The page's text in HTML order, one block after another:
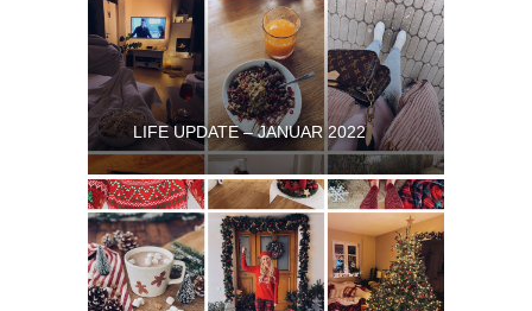
LIFE UPDATE – JANUAR 2022